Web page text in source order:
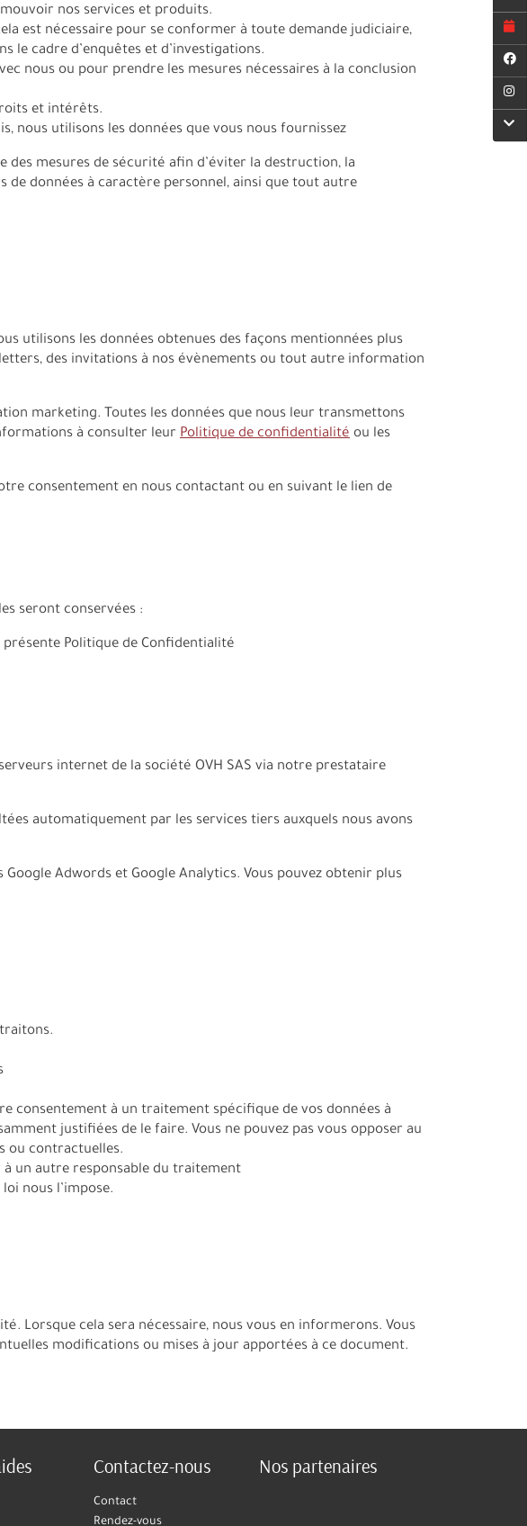
nos services et produits.
est nécessaire pour se conformer à toute demande judiciaire,
le cadre d’enquêtes et d’investigations.
nous ou pour prendre les mesures nécessaires à la conclusion
et intérêts.
nous utilisons les données que vous nous fournissez
des mesures de sécurité afin d’éviter la destruction, la
données à caractère personnel, ainsi que tout autre
utilisons les données obtenues des façons mentionnées plus
des invitations à nos évènements ou tout autre information
marketing. Toutes les données que nous leur transmettons
à consulter leur Politique de confidentialité ou les
consentement en nous contactant ou en suivant le lien de
seront conservées :
Politique de Confidentialité
internet de la société OVH SAS via notre prestataire
automatiquement par les services tiers auxquels nous avons
Adwords et Google Analytics. Vous pouvez obtenir plus
consentement à un traitement spécifique de vos données à
justifiées de le faire. Vous ne pouvez pas vous opposer au
ou contractuelles.
un autre responsable du traitement
nous l’impose.
Lorsque cela sera nécessaire, nous vous en informerons. Vous
modifications ou mises à jour apportées à ce document.
Contactez-nous
Contact
Rendez-vous
Nos partenaires